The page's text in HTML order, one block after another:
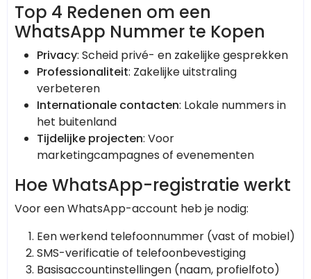
Top 4 Redenen om een
WhatsApp Nummer te Kopen
Privacy: Scheid privé- en zakelijke gesprekken
Professionaliteit: Zakelijke uitstraling
verbeteren
Internationale contacten: Lokale nummers in
het buitenland
Tijdelijke projecten: Voor
marketingcampagnes of evenementen
Hoe WhatsApp-registratie werkt
Voor een WhatsApp-account heb je nodig:
Een werkend telefoonnummer (vast of mobiel)
SMS-verificatie of telefoonbevestiging
Basisaccountinstellingen (naam, profielfoto)